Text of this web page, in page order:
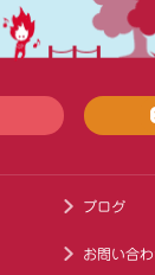
ブログ
お問い合